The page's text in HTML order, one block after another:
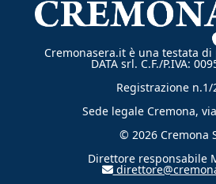
Cremonasera.it è una testata di
DATA srl. C.F./P.IVA:
Registrazione n.1/
Sede legale Cremona,
© 2026 Cremona
Direttore responsabile